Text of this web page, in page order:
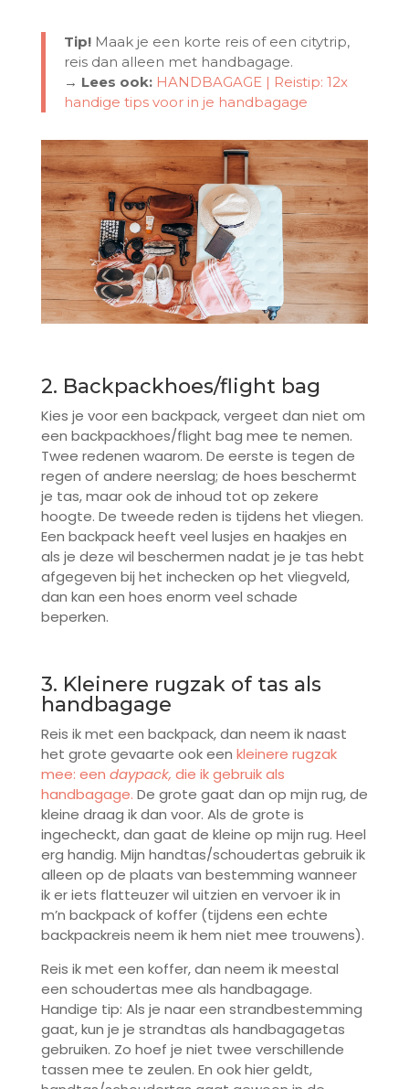
Tip!Maak je een korte reis of een citytrip,
reis dan alleen met handbagage.
→ Lees ook: HANDBAGAGE | Reistip: 12x
handige tips voor in je handbagage
2. Backpackhoes/flight bag
Kies je voor een backpack, vergeet dan niet om
een backpackhoes/flight bag mee te nemen.
Twee redenen waarom. De eerste is tegen de
regen of andere neerslag; de hoes beschermt
je tas, maar ook de inhoud tot op zekere
hoogte. De tweede reden is tijdens het vliegen.
Een backpack heeft veel lusjes en haakjes en
als je deze wil beschermen nadat je je tas hebt
afgegeven bij het inchecken op het vliegveld,
dan kan een hoes enorm veel schade
beperken.
3. Kleinere rugzak of tas als
handbagage
Reis ik met een backpack, dan neem ik naast
het grote gevaarte ook een kleinere rugzak
mee: een daypack, die ik gebruik als
handbagage. De grote gaat dan op mijn rug, de
kleine draag ik dan voor. Als de grote is
ingecheckt, dan gaat de kleine op mijn rug. Heel
erg handig. Mijn handtas/schoudertas gebruik ik
alleen op de plaats van bestemming wanneer
ik er iets flatteuzer wil uitzien en vervoer ik in
m’n backpack of koffer (tijdens een echte
backpackreis neem ik hem niet mee trouwens).
Reis ik met een koffer, dan neem ik meestal
een schoudertas mee als handbagage.
Handige tip: Als je naar een strandbestemming
gaat, kun je je strandtas als handbagagetas
gebruiken. Zo hoef je niet twee verschillende
tassen mee te zeulen. En ook hier geldt,